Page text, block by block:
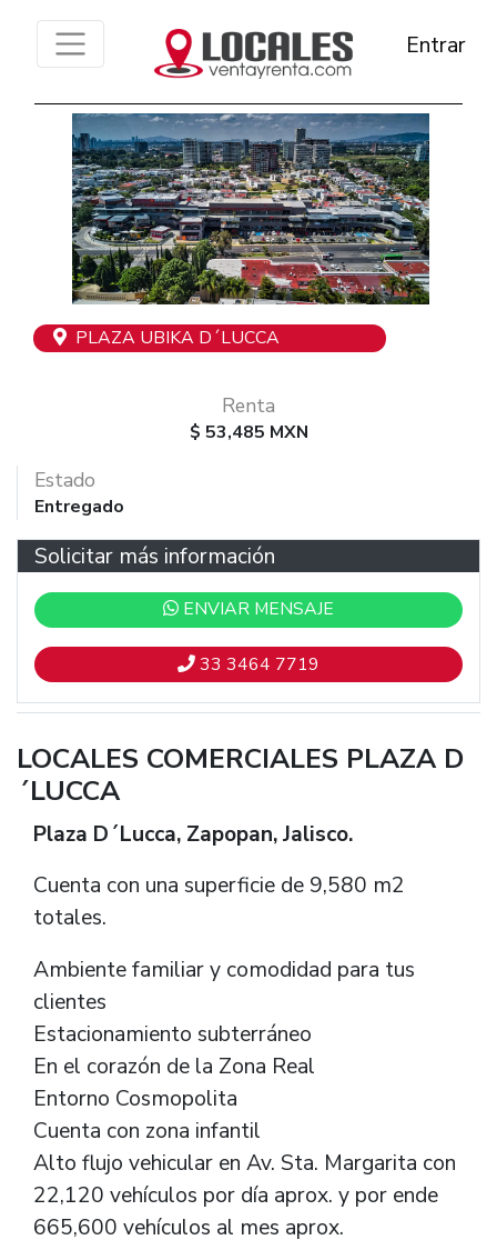
Entrar
Previous
PLAZA UBIKA D´LUCCA
Renta
$ 53,485 MXN
Estado
Entregado
Solicitar más información
ENVIAR MENSAJE
33 3464 7719
LOCALES COMERCIALES PLAZA D
´LUCCA
Plaza D´Lucca, Zapopan, Jalisco.
Cuenta con una superficie de 9,580 m2
totales.
Ambiente familiar y comodidad para tus
clientes
Estacionamiento subterráneo
En el corazón de la Zona Real
Entorno Cosmopolita
Cuenta con zona infantil
Alto flujo vehicular en Av. Sta. Margarita con
22,120 vehículos por día aprox. y por ende
665,600 vehículos al mes aprox.